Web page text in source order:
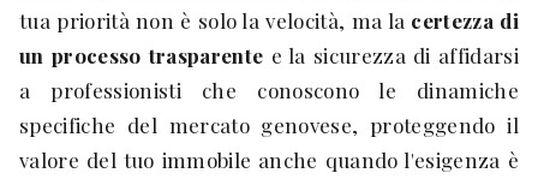
tua priorità non è solo la velocità, ma la certezza di
un processo trasparente e la sicurezza di affidarsi
a professionisti che conoscono le dinamiche
specifiche del mercato genovese, proteggendo il
valore del tuo immobile anche quando l'esigenza è